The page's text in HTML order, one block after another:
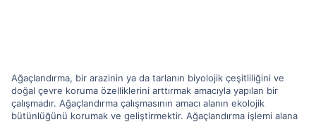
Ağaçlandırma, bir arazinin ya da tarlanın biyolojik çeşitliliğini ve
doğal çevre koruma özelliklerini arttırmak amacıyla yapılan bir
çalışmadır. Ağaçlandırma çalışmasının amacı alanın ekolojik
bütünlüğünü korumak ve geliştirmektir. Ağaçlandırma işlemi alana